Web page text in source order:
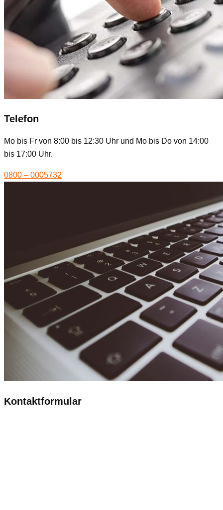
Telefon
Mo bis Fr von 8:00 bis 12:30 Uhr und Mo bis Do von 14:00
bis 17:00 Uhr.
0800 – 0005732
Kontaktformular